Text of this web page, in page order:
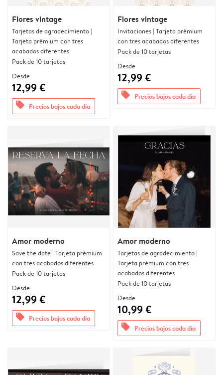
Flores vintage
Tarjetas de agradecimiento |
Tarjeta prémium con tres
acabados diferentes
Pack de 10 tarjetas
Desde
12,99 €
offers Precios bajos cada día
Flores vintage
Invitaciones | Tarjeta prémium
con tres acabados diferentes
Pack de 10 tarjetas
Desde
12,99 €
offers Precios bajos cada día
Amor moderno
Save the date | Tarjeta prémium
con tres acabados diferentes
Pack de 10 tarjetas
Desde
12,99 €
offers Precios bajos cada día
Amor moderno
Tarjetas de agradecimiento |
Tarjeta prémium con tres
acabados diferentes
Pack de 10 tarjetas
Desde
10,99 €
offers Precios bajos cada día